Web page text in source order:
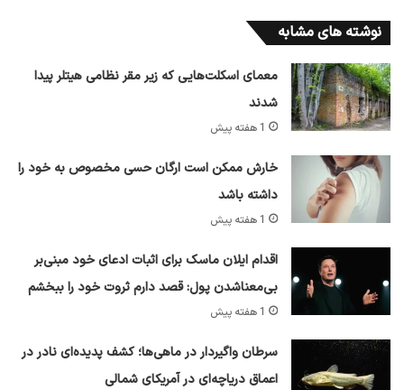
نوشته های مشابه
معمای اسکلت‌هایی که زیر مقر نظامی هیتلر پیدا
شدند
1 هفته پیش
خارش ممکن است ارگان حسی مخصوص به خود را
داشته باشد
1 هفته پیش
اقدام ایلان ماسک برای اثبات ادعای خود مبنی‌بر
بی‌معناشدن پول: قصد دارم ثروت خود را ببخشم
1 هفته پیش
سرطان واگیردار در ماهی‌ها؛ کشف پدیده‌ای نادر در
اعماق دریاچه‌ای در آمریکای شمالی